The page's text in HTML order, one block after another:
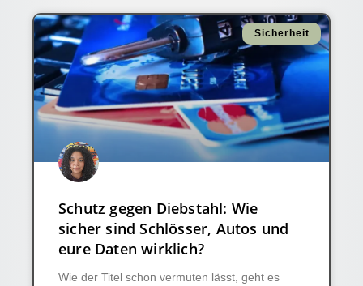
Sicherheit
Schutz gegen Diebstahl: Wie
sicher sind Schlösser, Autos und
eure Daten wirklich?
Wie der Titel schon vermuten lässt, geht es